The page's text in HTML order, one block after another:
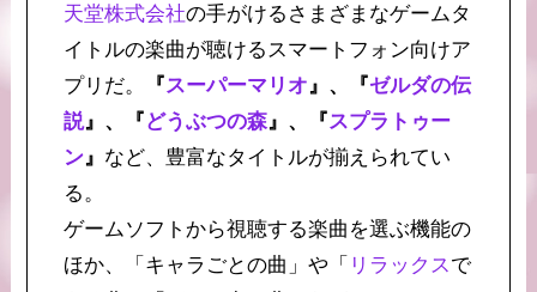
天堂株式会社の手がけるさまざまなゲームタ
イトルの楽曲が聴けるスマートフォン向けア
プリだ。
『スーパーマリオ 』、『ゼルダの伝
説』、『どうぶつの森 』、『スプラトゥー
ン 』 など、豊富なタイトルが揃えられてい
る。
ゲームソフトから視聴する楽曲を選ぶ機能の
ほか、「キャラごとの曲」や「 リラックス で